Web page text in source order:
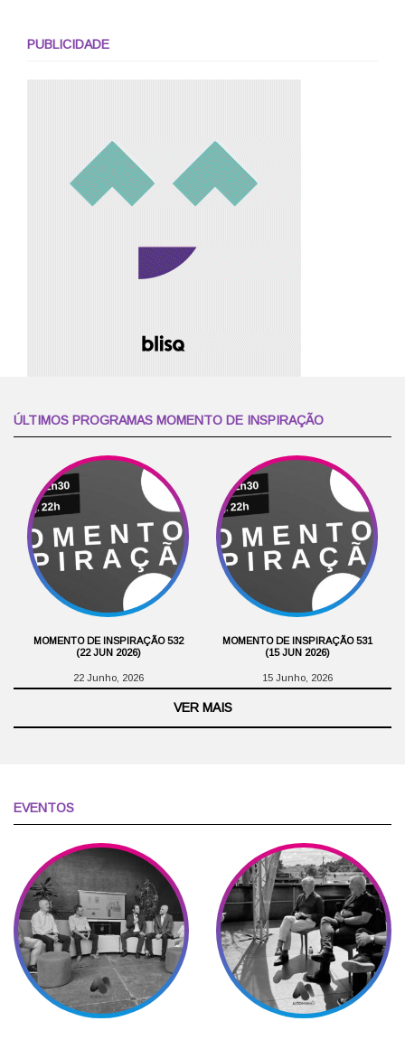
PUBLICIDADE
ÚLTIMOS PROGRAMAS MOMENTO DE INSPIRAÇÃO
MOMENTO DE INSPIRAÇÃO 532
(22 JUN 2026)
22 Junho, 2026
MOMENTO DE INSPIRAÇÃO 531
(15 JUN 2026)
15 Junho, 2026
VER MAIS
EVENTOS